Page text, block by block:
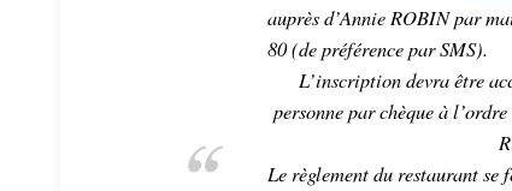
auprès d’Annie ROBIN par
80 (de préférence par SMS).
L’inscription devra être
personne par chèque à
Le règlement du restaurant se